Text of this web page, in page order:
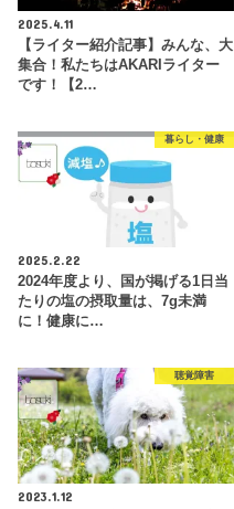
2025.4.11
【ライター紹介記事】みんな、大
集合！私たちはAKARIライター
です！【2…
暮らし・健康
2025.2.22
2024年度より、国が掲げる1日当
たりの塩の摂取量は、7g未満
に！健康に…
聴覚障害
2023.1.12